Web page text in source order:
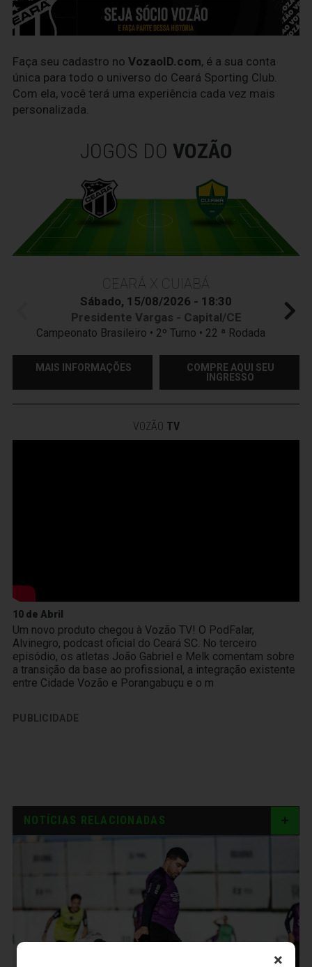
×
Faça seu cadastro no VozaoID.com, é a sua conta
única para todo o universo do Ceará Sporting Club.
Com ela, você terá uma experiência cada vez mais
personalizada.
JOGOS DO VOZÃO
CEARÁ X CUIABÁ
Sábado, 15/08/2026 - 18:30
Presidente Vargas - Capital/CE
Campeonato Brasileiro • 2º Turno • 22 ª Rodada
MAIS INFORMAÇÕES
COMPRE AQUI SEU
INGRESSO
VOZÃO TV
10 de Abril
Um novo produto chegou à Vozão TV! O PodFalar,
Alvinegro, podcast oficial do Ceará SC. No terceiro
episódio, os atletas João Gabriel e Melk comentam sobre
a transição da base ao profissional, a integração existente
entre Cidade Vozão e Porangabuçu e o m
PUBLICIDADE
NOTÍCIAS RELACIONADAS